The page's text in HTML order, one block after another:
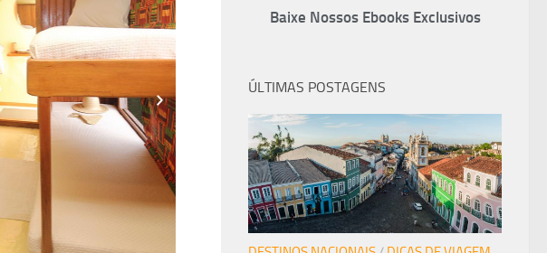
Baixe Nossos Ebooks Exclusivos
ÚLTIMAS POSTAGENS